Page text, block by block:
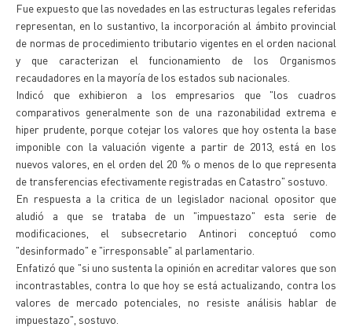
Fue expuesto que las novedades en las estructuras legales referidas
representan, en lo sustantivo, la incorporación al ámbito provincial
de normas de procedimiento tributario vigentes en el orden nacional
y que caracterizan el funcionamiento de los Organismos
recaudadores en la mayoría de los estados sub nacionales.
Indicó que exhibieron a los empresarios que "los cuadros
comparativos generalmente son de una razonabilidad extrema e
hiper prudente, porque cotejar los valores que hoy ostenta la base
imponible con la valuación vigente a partir de 2013, está en los
nuevos valores, en el orden del 20 % o menos de lo que representa
de transferencias efectivamente registradas en Catastro" sostuvo.
En respuesta a la critica de un legislador nacional opositor que
aludió a que se trataba de un "impuestazo" esta serie de
modificaciones, el subsecretario Antinori conceptuó como
"desinformado" e "irresponsable" al parlamentario.
Enfatizó que "si uno sustenta la opinión en acreditar valores que son
incontrastables, contra lo que hoy se está actualizando, contra los
valores de mercado potenciales, no resiste análisis hablar de
impuestazo", sostuvo.